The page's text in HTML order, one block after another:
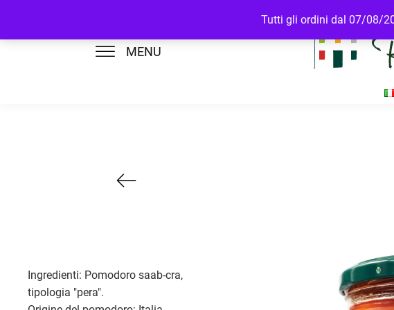
Tutti gli ordini dal 07/08/
MENU
Ingredienti: Pomodoro saab-cra,
tipologia "pera".